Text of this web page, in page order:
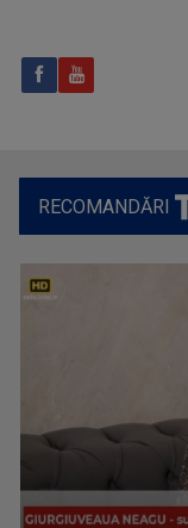
Dezbatere pe
MARGA ANDREESCU
RECOMANDĂRI